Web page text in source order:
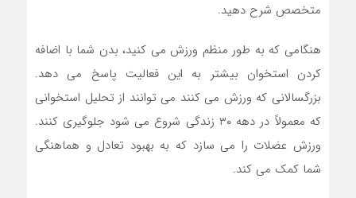
متخصص شرح دهید.
هنگامی که به طور منظم ورزش می کنید، بدن شما با اضافه
کردن استخوان بیشتر به این فعالیت پاسخ می دهد.
بزرگسالانی که ورزش می کنند می توانند از تحلیل استخوانی
که معمولاً در دهه ۳۰ زندگی شروع می شود جلوگیری کنند.
ورزش عضلات را می سازد که به بهبود تعادل و هماهنگی
شما کمک می کند.